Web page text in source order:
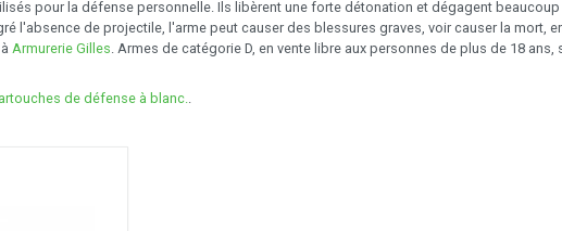
pour la défense personnelle. Ils libèrent une forte détonation et dégagent
l'absence de projectile, l'arme peut causer des blessures graves, voir causer la mort,
Armurerie Gilles. Armes de catégorie D, en vente libre aux personnes de plus de 18
de défense à blanc..